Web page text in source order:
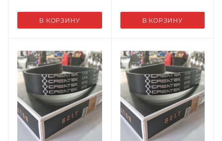
В КОРЗИНУ В КОРЗИНУ